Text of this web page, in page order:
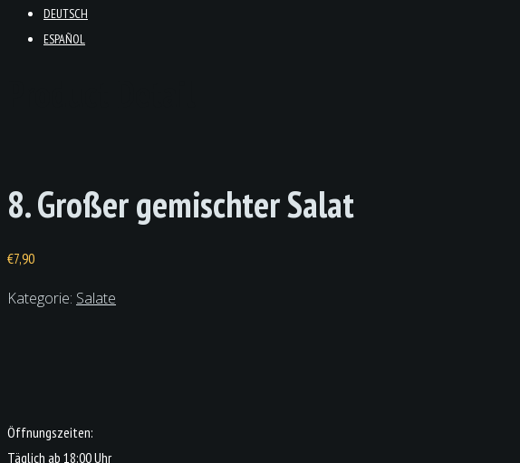
DEUTSCH
ESPAÑOL
8. Großer gemischter Salat
€7,90
Kategorie: Salate
Öffnungszeiten:
Täglich ab 18:00 Uhr